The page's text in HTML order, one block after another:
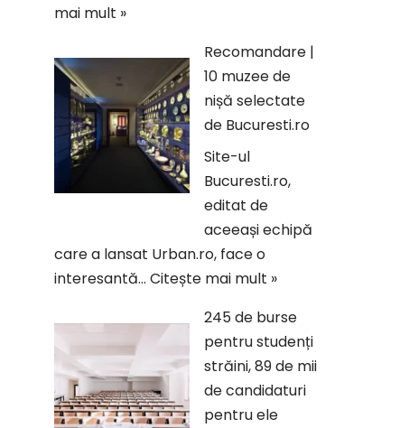
mai mult »
Recomandare |
10 muzee de
nișă selectate
de Bucuresti.ro
Site-ul
Bucuresti.ro,
editat de
aceeași echipă
care a lansat Urban.ro, face o
interesantă… Citește mai mult »
245 de burse
pentru studenți
străini, 89 de mii
de candidaturi
pentru ele